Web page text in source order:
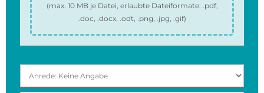
(max. 10 MBje Datei, erlaubte Dateiformate: .pdf,
.doc, .docx, .odt, .png, .jpg, .gif)